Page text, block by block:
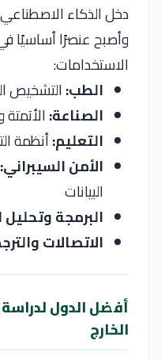
دخل الذكاء
وأصبح عنصرًا أساسيًا
الاستخدامات:
الطب:التشخيص
الصناعة:
التعليم:أنظمة
الأمن السيبراني:
البيانات
البرمجة وتحليل
الاتصالات
أفضل الدول
الخارج